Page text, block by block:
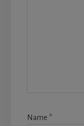
Name *